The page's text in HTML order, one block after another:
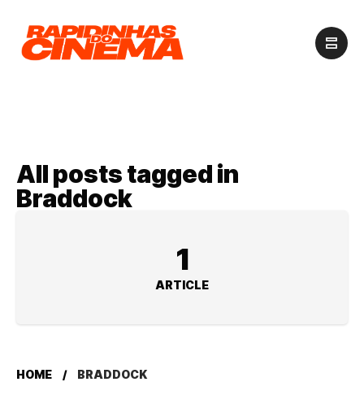
All posts tagged in
Braddock
1
ARTICLE
HOME BRADDOCK